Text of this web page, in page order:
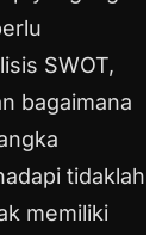
SWOT,
bagaimana
tidaklah
memiliki